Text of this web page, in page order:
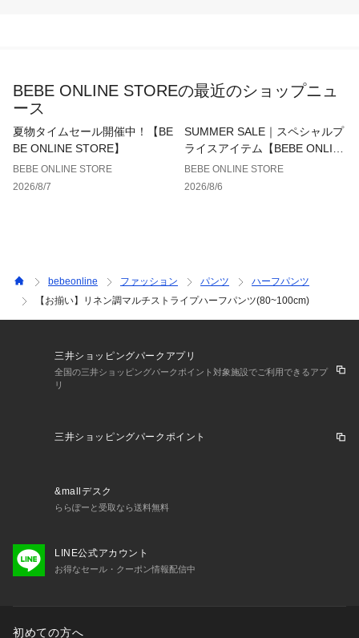
▼お揃い
1126-82550：ブラウス
1126-82561：シャツ
1130-82500：キュロットパンツ
※ウエスト裏にゴム調節口あり。
※柄の出方は生地の裁断により一点一点異なります。
【BeBe baby】
-ベビーにもエスプリを-
ヨーロッパらしさのあるシンプルな中にもエッセンスの効いた
デザインを取り入れます。
【2026年春夏 シーズンテーマ】
素材づかいやクリーンな発色とクラフト感あるディティールづ
かいで楽しさをプラス。
通して表現します。
【BeBe(べべ)】
時代性･流行性をとらえ、ベーシックでもワンポイントを施し
BEBE ONLINE STOREの最近のショップニュ
ース
夏物タイムセール開催中！【BE
BE ONLINE STORE】
BEBE ONLINE STORE
2026/8/7
SUMMER SALE｜スペシャルプ
ライスアイテム【BEBE ONLIN
E STORE】
BEBE ONLINE STORE
2026/8/6
bebeonline ファッション パンツ
ハーフパンツ
【お揃い】リネン調マルチストライプハーフパンツ(80~100cm)
三井ショッピングパークアプリ
全国の三井ショッピングパークポイント対象施設でご利用できるアプ
リ
三井ショッピングパークポイント
&mallデスク
ららぽーと受取なら送料無料
LINE公式アカウント
お得なセール・クーポン情報配信中
初めての方へ